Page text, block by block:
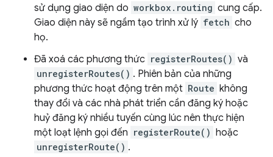
sử dụng giao diện do workbox.routing cung cấp.
Giao diện này sẽ ngầm tạo trình xử lý fetch cho
họ.
Đã xoá các phương thức registerRoutes() và
unregisterRoutes() . Phiên bản của những
phương thức hoạt động trên một Route không
thay đổi và các nhà phát triển cần đăng ký hoặc
huỷ đăng ký nhiều tuyến cùng lúc nên thực hiện
một loạt lệnh gọi đến registerRoute() hoặc
unregisterRoute() .